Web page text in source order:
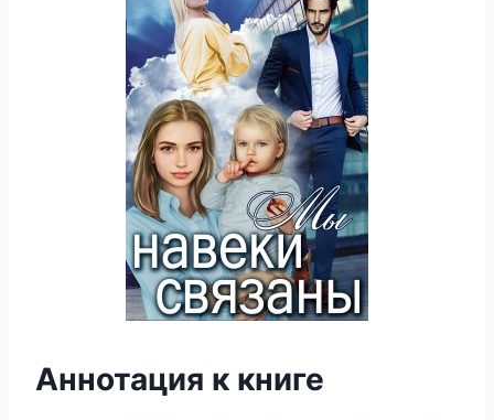
Аннотация к книге